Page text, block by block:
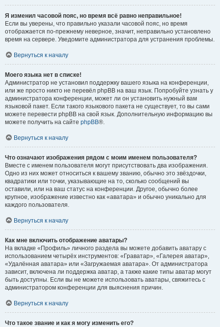
Я изменил часовой пояс, но время всё равно неправильное!
Если вы уверены, что правильно указали часовой пояс, но время
отображается по-прежнему неверное, значит, неправильно установлено
время на сервере. Уведомите администратора для устранения проблемы.
Вернуться к началу
Моего языка нет в списке!
Администратор не установил поддержку вашего языка на конференции,
или же просто никто не перевёл phpBB на ваш язык. Попробуйте узнать у
администратора конференции, может ли он установить нужный вам
языковой пакет. Если такого языкового пакета не существует, то вы сами
можете перевести phpBB на свой язык. Дополнительную информацию вы
можете получить на сайте phpBB®.
Вернуться к началу
Что означают изображения рядом с моим именем пользователя?
Вместе с именем пользователя могут присутствовать два изображения.
Одно из них может относиться к вашему званию, обычно это звёздочки,
квадратики или точки, указывающие на то, сколько сообщений вы
оставили, или на ваш статус на конференции. Другое, обычно более
крупное, изображение известно как «аватара» и обычно уникально для
каждого пользователя.
Вернуться к началу
Как мне включить отображение аватары?
На вкладке «Профиль» личного раздела вы можете добавить аватару с
использованием четырёх инструментов: «Граватар», «Галерея аватар»,
«Удалённая аватара» или «Загружаемая аватара». От администратора
зависит, включена ли поддержка аватар, а также какие типы аватар могут
быть доступны. Если вы не можете использовать аватары, свяжитесь с
администратором конференции для выяснения причин.
Вернуться к началу
Что такое звание и как я могу изменить его?